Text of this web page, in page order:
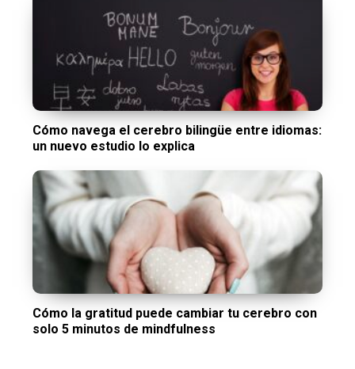
Cómo navega el cerebro bilingüe entre idiomas:
un nuevo estudio lo explica
Cómo la gratitud puede cambiar tu cerebro con
solo 5 minutos de mindfulness